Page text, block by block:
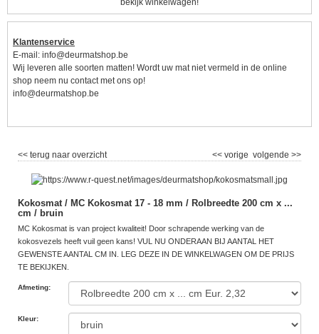
bekijk winkelwagen!
Klantenservice
E-mail: info@deurmatshop.be
Wij leveren alle soorten matten! Wordt uw mat niet vermeld in de online
shop neem nu contact met ons op!
info@deurmatshop.be
<< terug naar overzicht volgende >>
<< vorige
Kokosmat / MC Kokosmat 17 - 18 mm / Rolbreedte 200 cm x ...
cm / bruin
MC Kokosmat is van project kwaliteit! Door schrapende werking van de
kokosvezels heeft vuil geen kans! VUL NU ONDERAAN BIJ AANTAL HET
GEWENSTE AANTAL CM IN. LEG DEZE IN DE WINKELWAGEN OM DE PRIJS
TE BEKIJKEN.
Afmeting:
Kleur: